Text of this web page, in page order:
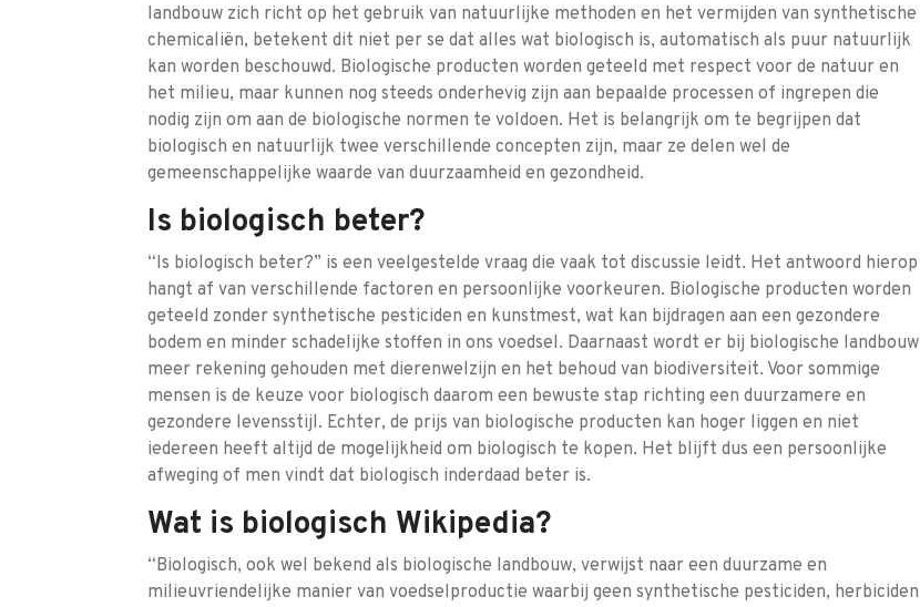
landbouw zich richt op het gebruik van natuurlijke methoden en het vermijden van synthetische
chemicaliën, betekent dit niet per se dat alles wat biologisch is, automatisch als puur natuurlijk
kan worden beschouwd. Biologische producten worden geteeld met respect voor de natuur en
het milieu, maar kunnen nog steeds onderhevig zijn aan bepaalde processen of ingrepen die
nodig zijn om aan de biologische normen te voldoen. Het is belangrijk om te begrijpen dat
biologisch en natuurlijk twee verschillende concepten zijn, maar ze delen wel de
gemeenschappelijke waarde van duurzaamheid en gezondheid.
Is biologisch beter?
“Is biologisch beter?” is een veelgestelde vraag die vaak tot discussie leidt. Het antwoord hierop
hangt af van verschillende factoren en persoonlijke voorkeuren. Biologische producten worden
geteeld zonder synthetische pesticiden en kunstmest, wat kan bijdragen aan een gezondere
bodem en minder schadelijke stoffen in ons voedsel. Daarnaast wordt er bij biologische landbouw
meer rekening gehouden met dierenwelzijn en het behoud van biodiversiteit. Voor sommige
mensen is de keuze voor biologisch daarom een bewuste stap richting een duurzamere en
gezondere levensstijl. Echter, de prijs van biologische producten kan hoger liggen en niet
iedereen heeft altijd de mogelijkheid om biologisch te kopen. Het blijft dus een persoonlijke
afweging of men vindt dat biologisch inderdaad beter is.
Wat is biologisch Wikipedia?
“Biologisch, ook wel bekend als biologische landbouw, verwijst naar een duurzame en
milieuvriendelijke manier van voedselproductie waarbij geen synthetische pesticiden, herbiciden